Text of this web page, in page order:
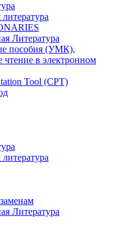
Литература
пособия (УМК),
чтение в электронном
Tool (CPT)
Литература